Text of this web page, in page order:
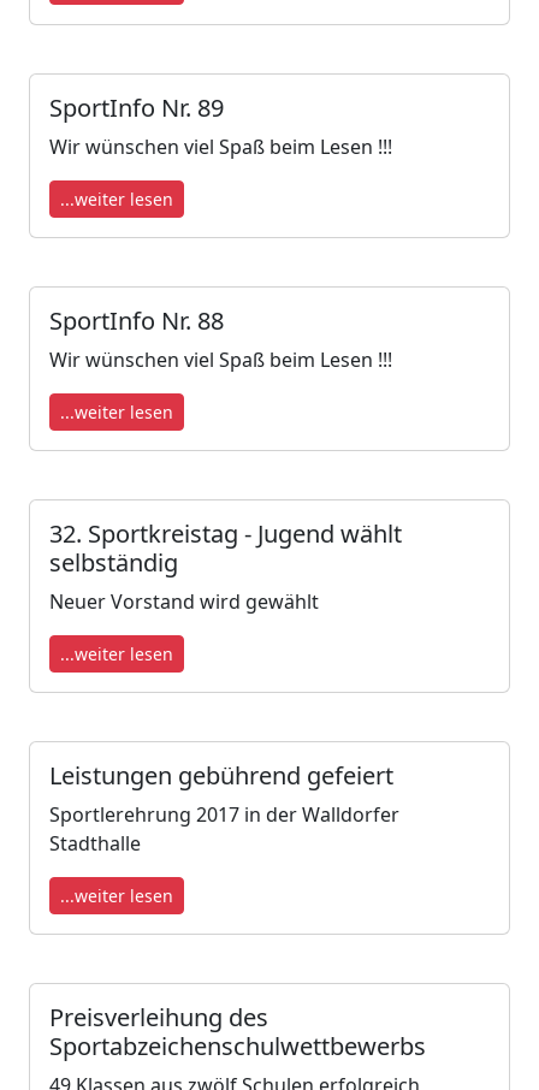
SportInfo Nr. 89
Wir wünschen viel Spaß beim Lesen !!!
...weiter lesen
SportInfo Nr. 88
Wir wünschen viel Spaß beim Lesen !!!
...weiter lesen
32. Sportkreistag - Jugend wählt
selbständig
Neuer Vorstand wird gewählt
...weiter lesen
Leistungen gebührend gefeiert
Sportlerehrung 2017 in der Walldorfer
Stadthalle
...weiter lesen
Preisverleihung des
Sportabzeichenschulwettbewerbs